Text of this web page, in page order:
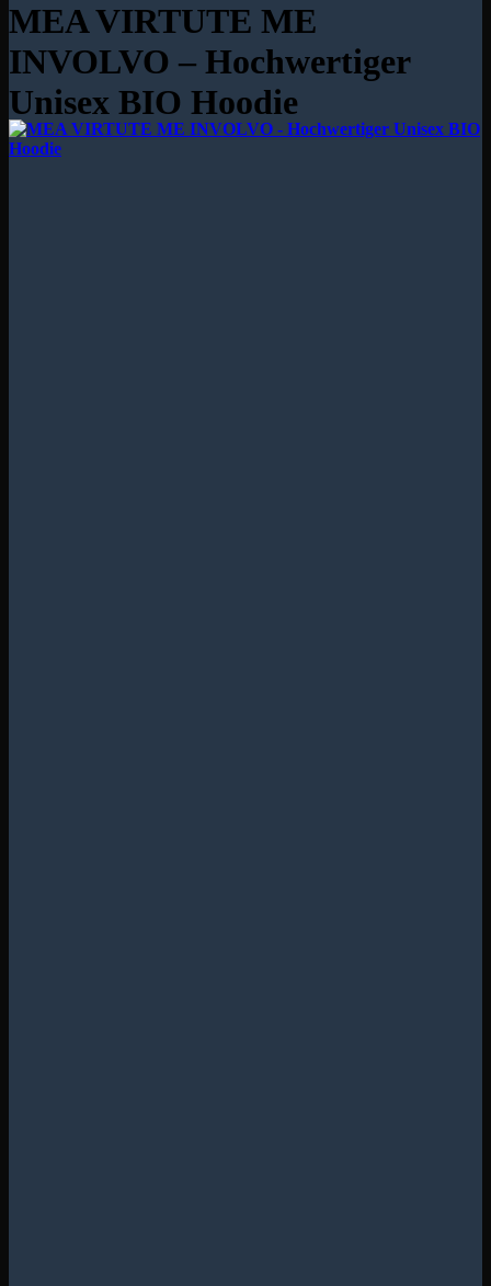
MEA VIRTUTE ME
INVOLVO – Hochwertiger
Unisex BIO Hoodie